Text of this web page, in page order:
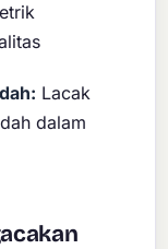
Lacak
dalam